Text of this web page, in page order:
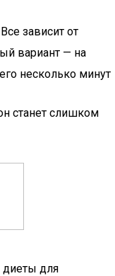
зависит от
вариант — на
несколько минут
станет слишком
для